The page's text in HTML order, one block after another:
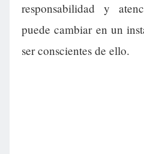
responsabilidad y
puede cambiar en un
ser conscientes de ello.